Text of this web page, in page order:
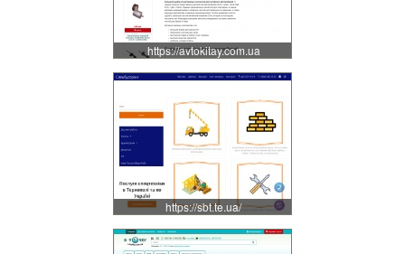
https://avtokitay.com.ua
https://sbt.te.ua/